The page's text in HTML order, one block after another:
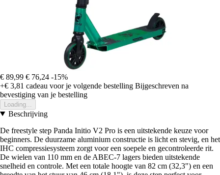
€ 89,99 € 76,24 -15%
+€ 3,81 cadeau voor je volgende bestelling Bijgeschreven na
bevestiging van je bestelling
Loading...
Beschrijving
De freestyle step Panda Initio V2 Pro is een uitstekende keuze voor
beginners. De duurzame aluminium constructie is licht en stevig, en het
IHC compressiesysteem zorgt voor een soepele en gecontroleerde rit.
De wielen van 110 mm en de ABEC-7 lagers bieden uitstekende
snelheid en controle. Met een totale hoogte van 82 cm (32,3") en een